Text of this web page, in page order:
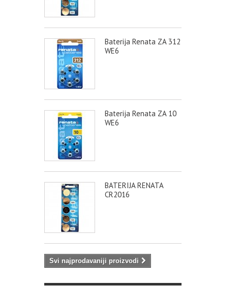
Baterija Renata ZA 312
WE6
Baterija Renata ZA 10
WE6
BATERIJA RENATA
CR2016
Svi najprodavaniji proizvodi